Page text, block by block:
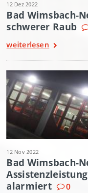
12 Dez 2022
Bad Wimsbach-
schwerer Raub
weiterlesen
12 Nov 2022
Bad Wimsbach-
alarmiert
0